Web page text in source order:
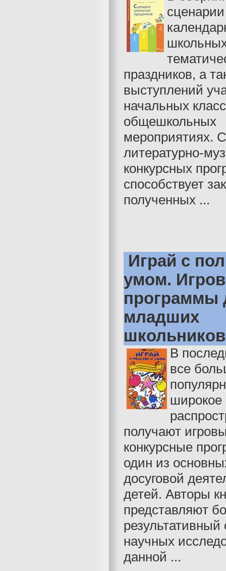
сценарии
праздников, а
выступлений
начальных
общешкольных
мероприятиях.
литературно-
конкурсных
способствует
полученных ...
Играй с
умом.
программы
младших
школьников
В
все
широкое
получают
конкурсные
один из
досуговой
детей. Авторы
представляют
результативный
научных
данной ...